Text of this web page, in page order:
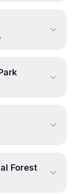
Forest